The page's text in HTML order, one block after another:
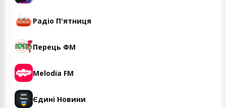
Радіо П'ятниця
Перець ФМ
Melodia FM
Єдині Новини